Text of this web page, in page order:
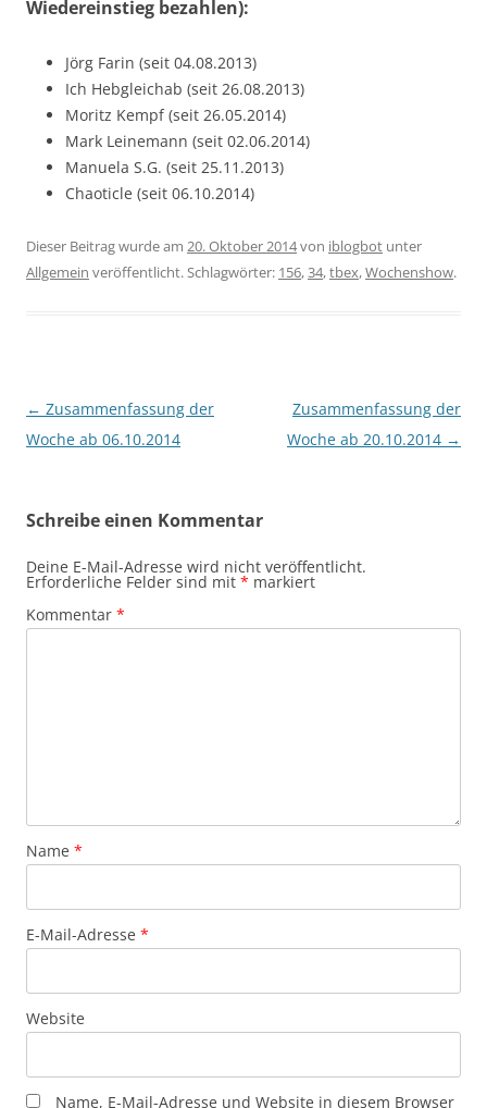
Wiedereinstieg bezahlen):
Jörg Farin (seit 04.08.2013)
Ich Hebgleichab (seit 26.08.2013)
Moritz Kempf (seit 26.05.2014)
Mark Leinemann (seit 02.06.2014)
Manuela S.G. (seit 25.11.2013)
Chaoticle (seit 06.10.2014)
Dieser Beitrag wurde am 20. Oktober 2014von iblogbot unter
Allgemein veröffentlicht. Schlagwörter: 156,34,tbex,Wochenshow.
Beitragsnavigation
← Zusammenfassung der
Woche ab 06.10.2014
Zusammenfassung der
Woche ab 20.10.2014 →
Schreibe einen Kommentar
Deine E-Mail-Adresse wird nicht veröffentlicht.
Erforderliche Felder sind mit * markiert
Kommentar *
Name *
E-Mail-Adresse *
Website
Name, E-Mail-Adresse und Website in diesem Browser